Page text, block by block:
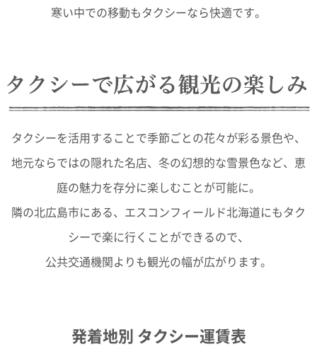
寒い中での移動もタクシーなら快適です。
タクシーを活用することで季節ごとの花々が彩る景色や、
地元ならではの隠れた名店、冬の幻想的な雪景色など、恵
庭の魅力を存分に楽しむことが可能に。
隣の北広島市にある、エスコンフィールド北海道にもタク
シーで楽に行くことができるので、
公共交通機関よりも観光の幅が広がります。
発着地別 タクシー運賃表